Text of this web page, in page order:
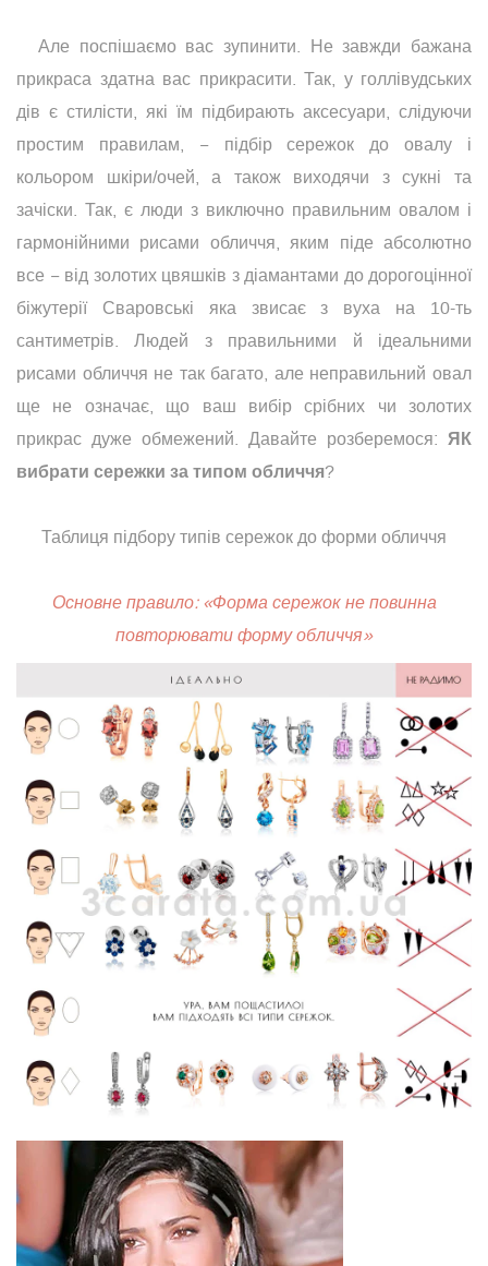
Але поспішаємо вас зупинити. Не завжди бажана
прикраса здатна вас прикрасити. Так, у голлівудських
дів є стилісти, які їм підбирають аксесуари, слідуючи
простим правилам, − підбір сережок до овалу і
кольором шкіри/очей, а також виходячи з сукні та
зачіски. Так, є люди з виключно правильним овалом і
гармонійними рисами обличчя, яким піде абсолютно
все − від золотих цвяшків з діамантами до дорогоцінної
біжутерії Сваровські яка звисає з вуха на 10-ть
сантиметрів. Людей з правильними й ідеальними
рисами обличчя не так багато, але неправильний овал
ще не означає, що ваш вибір срібних чи золотих
прикрас дуже обмежений. Давайте розберемося: ЯК
вибрати сережки за типом обличчя?
Таблиця підбору типів сережок до форми обличчя
Основне правило: «Форма сережок не повинна
повторювати форму обличчя»